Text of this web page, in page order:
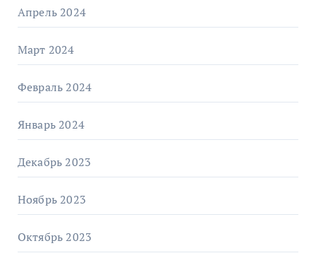
Апрель 2024
Март 2024
Февраль 2024
Январь 2024
Декабрь 2023
Ноябрь 2023
Октябрь 2023